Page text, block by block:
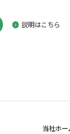
説明はこちら
当社ホ